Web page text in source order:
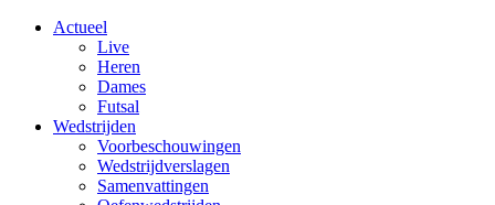
Actueel
Live
Heren
Dames
Futsal
Wedstrijden
Voorbeschouwingen
Wedstrijdverslagen
Samenvattingen